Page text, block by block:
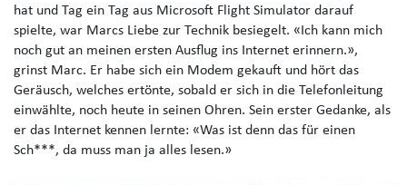
hat und Tag ein Tag aus Microsoft Flight Simulator darauf
spielte, war Marcs Liebe zur Technik besiegelt. «Ich kann mich
noch gut an meinen ersten Ausflug ins Internet erinnern.»,
grinst Marc. Er habe sich ein Modem gekauft und hört das
Geräusch, welches ertönte, sobald er sich in die Telefonleitung
einwählte, noch heute in seinen Ohren. Sein erster Gedanke, als
er das Internet kennen lernte: «Was ist denn das für einen
Sch***, da muss man ja alles lesen.»